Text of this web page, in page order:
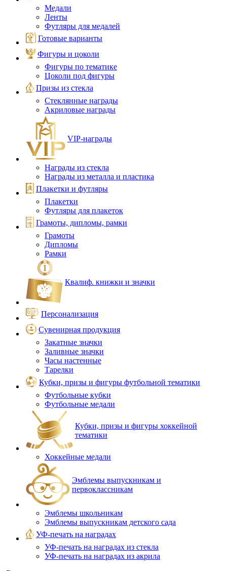
Медали
Ленты
Футляры для медалей
Готовые варианты
Фигуры и цоколи
Фигуры по тематике
Цоколи под фигуры
Призы из стекла
Стеклянные награды
Акриловые награды
VIP‑награды
Награды из стекла
Награды из металла и пластика
Плакетки и футляры
Плакетки
Футляры для плакеток
Грамоты, дипломы, рамки
Грамоты
Дипломы
Рамки
Квалиф. книжки и значки
Персонализация
Сувенирная продукция
Закатные значки
Заливные значки
Часы настенные
Тарелки
Кубки, призы и фигуры футбольной тематики
Футбольные кубки
Футбольные медали
Кубки, призы и фигуры хоккейной
тематики
Хоккейные медали
Эмблемы выпускникам и
первоклассникам
Эмблемы школьникам
Эмблемы выпускникам детского сада
УФ-печать на наградах
УФ‑печать на наградах из стекла
УФ-печать на наградах из акрила